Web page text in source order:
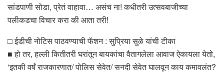
सांडपाणी सोडा, प्रेतं वाहावा… असंच ना! कधीतरी उत्सवबाजीच्या
पलीकडचा विचार करा की आता तरी!
□ ईडीची नोटिस पाठवण्याची फॅशन : सुप्रिया सुळे यांची टीका
■ हो तर, हल्ली कितीतरी घरांतून बायकांचा वैतागलेला आवाज ऐकायला येतो,
‘इतकी वर्षं राजकारणात/ पोलिस सेवेत/ सनदी सेवेत घालवून काय कमावलंत?